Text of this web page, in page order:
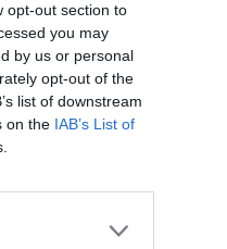
opt-out section to
you may
by us or personal
opt-out of the
list of downstream
on the IAB’s List of